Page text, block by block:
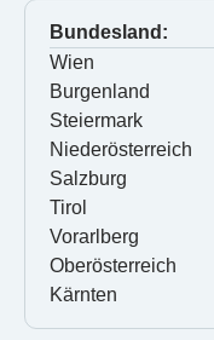
Bundesland:
Wien
Burgenland
Steiermark
Niederösterreich
Salzburg
Tirol
Vorarlberg
Oberösterreich
Kärnten